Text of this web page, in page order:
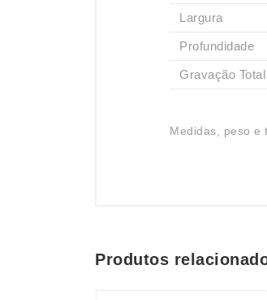
Largura
Profundidade
Gravação Total
Medidas, peso e
Produtos